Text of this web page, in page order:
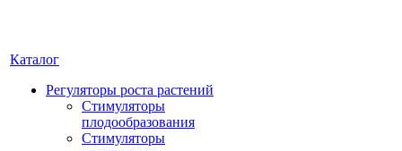
Каталог
Регуляторы роста растений
Стимуляторы
плодообразования
Стимуляторы